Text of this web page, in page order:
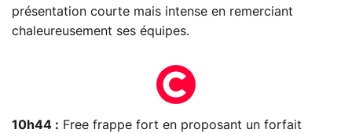
présentation courte mais intense en remerciant
chaleureusement ses équipes.
10h44 : Free frappe fort en proposant un forfait